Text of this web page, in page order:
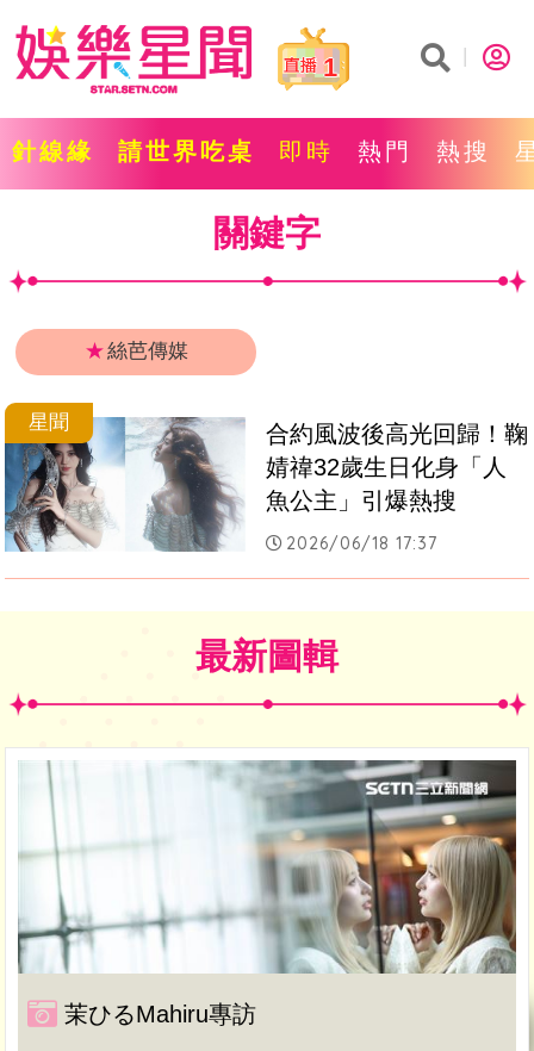
1
針線緣 請世界吃桌 即時 熱門 熱搜
關鍵字
★絲芭傳媒
星聞
合約風波後高光回歸！鞠
婧禕32歲生日化身「人
魚公主」引爆熱搜
2026/06/18 17:37
最新圖輯
茉ひるMahiru專訪